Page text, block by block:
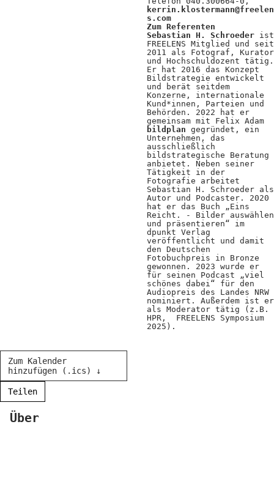
kerrin.klostermann@freelen
s.com
Zum Referenten
Sebastian H. Schroeder ist
FREELENS Mitglied und seit
2011 als Fotograf, Kurator
und Hochschuldozent tätig.
Er hat 2016 das Konzept
Bildstrategie entwickelt
und berät seitdem
Konzerne, internationale
Kund*innen, Parteien und
Behörden. 2022 hat er
gemeinsam mit Felix Adam
bildplan gegründet, ein
Unternehmen, das
ausschließlich
bildstrategische Beratung
anbietet. Neben seiner
Tätigkeit in der
Fotografie arbeitet
Sebastian H. Schroeder als
Autor und Podcaster. 2020
hat er das Buch „Eins
Reicht. - Bilder auswählen
und präsentieren“ im
dpunkt Verlag
veröffentlicht und damit
den Deutschen
Fotobuchpreis in Bronze
gewonnen. 2023 wurde er
für seinen Podcast „viel
schönes dabei“ für den
Audiopreis des Landes NRW
nominiert. Außerdem ist er
als Moderator tätig (z.B.
HPR, FREELENS Symposium
2025).
Zum Kalender
hinzufügen (.ics) ↓
Teilen
Über